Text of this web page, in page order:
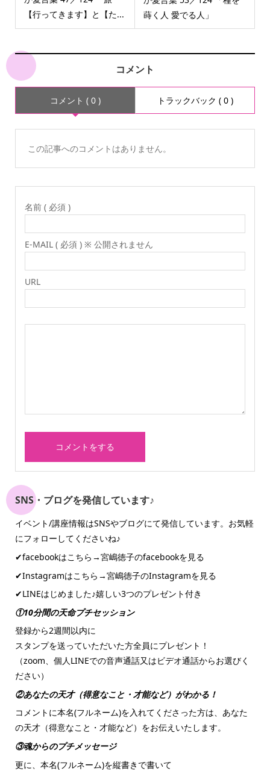
【行ってきます】と【た...
蒔く人 愛でる人」
コメント
コメント ( 0 ) トラックバック ( 0 )
この記事へのコメントはありません。
名前 ( 必須 )
E-MAIL ( 必須 ) ※ 公開されません
URL
SNS・ブログを発信しています♪
イベント/講座情報はSNSやブログにて発信しています。お気軽
にフォローしてくださいね♪
✔︎facebookはこちら→宮嶋徳子のfacebookを見る
✔︎Instagramはこちら→宮嶋徳子のInstagramを見る
✔︎LINEはじめました♪嬉しい3つのプレゼント付き
①10分間の天命プチセッション
登録から2週間以内に
スタンプを送っていただいた方全員にプレゼント！
（zoom、個人LINEでの音声通話又はビデオ通話からお選びく
ださい）
②あなたの天才（得意なこと・才能など）がわかる！
コメントに本名(フルネーム)を入れてくださった方は、あなた
の天才（得意なこと・才能など）をお伝えいたします。
③魂からのプチメッセージ
更に、本名(フルネーム)を縦書きで書いて